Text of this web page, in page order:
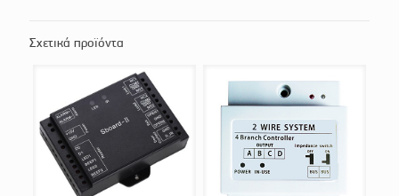
Σχετικά προϊόντα